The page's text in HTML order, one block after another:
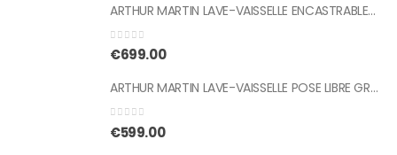
initial
€299.00.
actuel
ARTHUR MARTIN LAVE-VAISSELLE ENCASTRABLE 16 CVTS
0sur 5
€699.00
ARTHUR MARTIN LAVE-VAISSELLE POSE LIBRE GRIS 16 CVTS
0sur 5
€599.00